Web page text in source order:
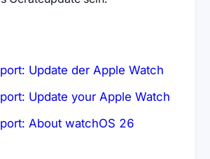
Update der Apple Watch
Update your Apple Watch
About watchOS 26